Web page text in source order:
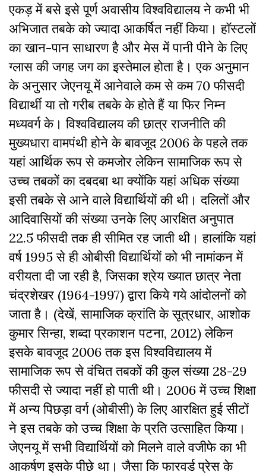
एकड़ में बसे इसे पूर्ण अवासीय विश्वविद्यालय ने कभी भी
अभिजात तबके को ज्यादा आकर्षित नहीं किया। हॉस्टलों
का खान-पान साधारण है और मेस में पानी पीने के लिए
ग्लास की जगह जग का इस्तेमाल होता है। एक अनुमान
के अनुसार जेएनयू में आनेवाले कम से कम 70 फीसदी
विद्यार्थी या तो गरीब तबके के होते हैं या फिर निम्न
मध्यवर्ग के। विश्वविद्यालय की छात्र राजनीति की
मुख्यधारा वामपंथी होने के बावजूद 2006 के पहले तक
यहां आर्थिक रूप से कमजोर लेकिन सामाजिक रूप से
उच्च तबकों का दबदबा था क्योंकि यहां अधिक संख्या
इसी तबके से आने वाले विद्यार्थियों की थी। दलितों और
आदिवासियों की संख्या उनके लिए आरक्षित अनुपात
22.5 फीसदी तक ही सीमित रह जाती थी। हालांकि यहां
वर्ष 1995 से ही ओबीसी विद्यार्थियों को भी नामांकन में
वरीयता दी जा रही है, जिसका श्रेय ख्यात छात्र नेता
चंद्रशेखर (1964-1997) द्वारा किये गये आंदोलनों को
जाता है। (देखें, सामाजिक क्रांति के सूत्रधार, आशोक
कुमार सिन्हा, शब्दा प्रकाशन पटना, 2012) लेकिन
इसके बावजूद 2006 तक इस विश्वविद्यालय में
सामाजिक रूप से वंचित तबकों की कुल संख्या 28-29
फीसदी से ज्यादा नहीं हो पाती थी। 2006 में उच्च शिक्षा
में अन्य पिछड़ा वर्ग (ओबीसी) के लिए आरक्षित हुई सीटों
ने इस तबके को उच्च शिक्षा के प्रति उत्साहित किया।
जेएनयू में सभी विद्यार्थियों को मिलने वाले वजीफे का भी
आकर्षण इसके पीछे था। जैसा कि फारवर्ड प्रेस के